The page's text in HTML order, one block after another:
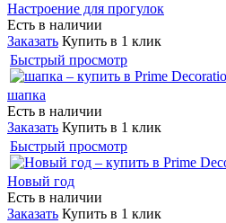
Настроение для прогулок
Есть в наличии
Заказать Купить в 1 клик
Быстрый просмотр
шапка
Есть в наличии
Заказать Купить в 1 клик
Быстрый просмотр
Новый год
Есть в наличии
Заказать Купить в 1 клик